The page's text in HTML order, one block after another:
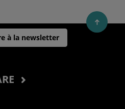
à la newsletter